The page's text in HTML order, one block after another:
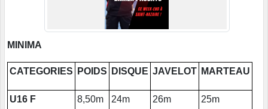
MINIMA
CATEGORIES POIDS DISQUE JAVELOT MARTEAU
U16 F 8,50m 24m 26m 25m